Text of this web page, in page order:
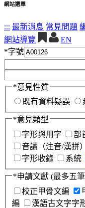
網站選單
::: 最新消息 常見問題
網站導覽
EN
*字號
*意見性質
既有資料疑誤
*意見類型
字形與用字
部
音讀（注音/漢拼）
字形收錄
系統
*申請文獻 (最多五
校正甲骨文編
編
漢語古文字字